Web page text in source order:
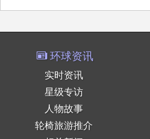
环球资讯
实时资讯
星级专访
人物故事
轮椅旅游推介